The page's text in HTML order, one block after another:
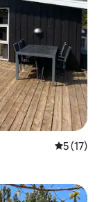
Prosječna
5 (17)